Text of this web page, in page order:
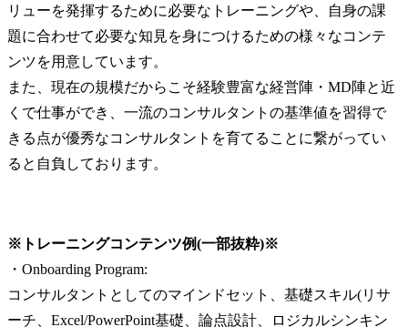
リューを発揮するために必要なトレーニングや、自身の課
題に合わせて必要な知見を身につけるための様々なコンテ
ンツを用意しています。
また、現在の規模だからこそ経験豊富な経営陣・MD陣と近
くで仕事ができ、一流のコンサルタントの基準値を習得で
きる点が優秀なコンサルタントを育てることに繋がってい
ると自負しております。
※トレーニングコンテンツ例(一部抜粋)※
・Onboarding Program:
コンサルタントとしてのマインドセット、基礎スキル(リサ
ーチ、Excel/PowerPoint基礎、論点設計、ロジカルシンキン